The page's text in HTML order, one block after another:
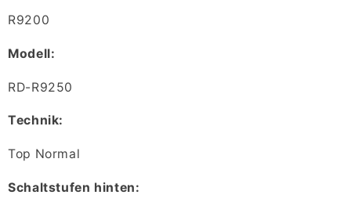
R9200
Modell:
RD-R9250
Technik:
Top Normal
Schaltstufen hinten: